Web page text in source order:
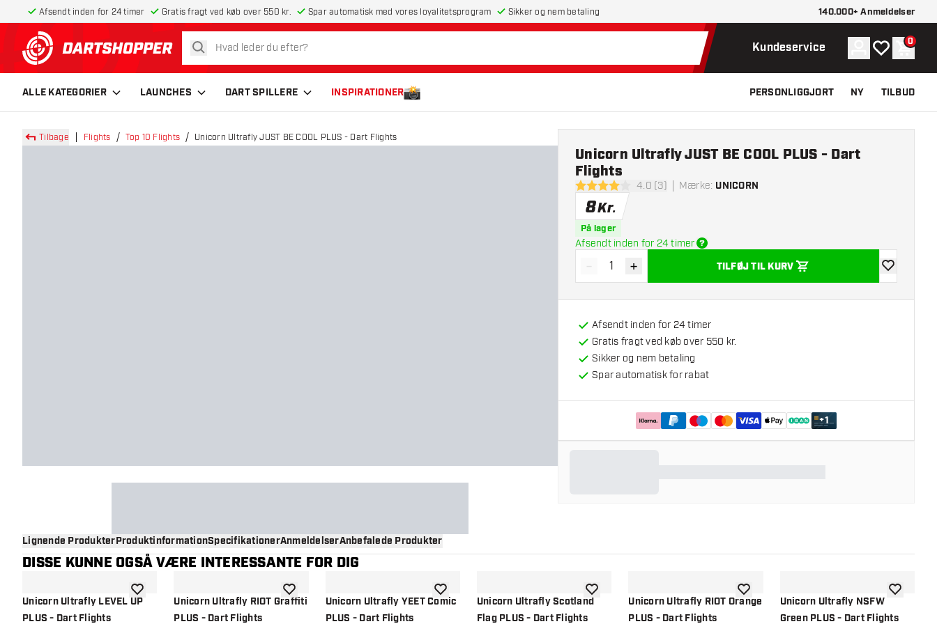
Afsendt inden for 24 timer Gratis fragt ved køb over 550 kr. Spar automatisk med vores loyalitetsprogram Sikker og nem betaling 140.000+ Anmeldelser
tilbage til forsiden
søg Kundeservice Konto
Min 0
ALLE KATEGORIER LAUNCHES DART SPILLERE INSPIRATIONER PERSONLIGGJORT NY TILBUD
Tilbage Flights Top 10 Flights Unicorn Ultrafly JUST BE COOL PLUS - Dart Flights
4 bedømmelsesstjerner
4.0 (3) Mærke: UNICORN
Unicorn Ultrafly JUST BE COOL PLUS - Dart
Flights
8Kr.
På lager
Afsendt inden for 24 timer
Reducér antal
- Øg antal
+ TILFØJ TIL KURV
tilføje til
Afsendt inden for 24 timer
Gratis fragt ved køb over 550 kr.
Sikker og nem betaling
Spar automatisk for rabat
+1
Lignende ProdukterProduktinformationSpecifikationerAnmeldelserAnbefalede Produkter
DISSE KUNNE OGSÅ VÆRE INTERESSANTE FOR DIG
Unicorn Ultrafly LEVEL UP
PLUS - Dart Flights
tilføje til ønskelisteUnicorn Ultrafly RIOT Graffiti
PLUS - Dart Flights
tilføje til ønskelisteUnicorn Ultrafly YEET Comic
PLUS - Dart Flights
tilføje til ønskelisteUnicorn Ultrafly Scotland
Flag PLUS - Dart Flights
tilføje til ønskelisteUnicorn Ultrafly RIOT Orange
PLUS - Dart Flights
tilføje til ønskelisteUnicorn Ultrafly NSFW
Green PLUS - Dart Flights
tilføje til